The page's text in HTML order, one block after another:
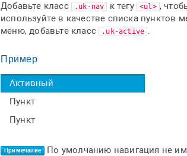
Добавьте класс .uk-nav к тегу <ul> ,
используйте в качестве списка пунктов
меню, добавьте класс
.uk-active .
Пример
Активный
Пункт
Пункт
Примечание По умолчанию навигация не